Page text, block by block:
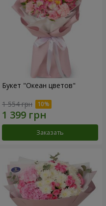
Букет "Океан цветов"
1 554 грн
Заказать